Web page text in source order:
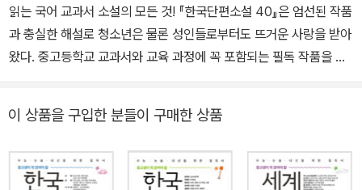
읽는 국어 교과서 소설의 모든 것! 『한국단편소설 40』은 엄선된 작품
과 충실한 해설로 청소년은 물론 성인들로부터도 뜨거운 사랑을 받아
왔다. 중고등학교 교과서와 교육 과정에 꼭 포함되는 필독 작품을 선
할 수 있도록 했다. 작품 선정에는 문학 교과서 수록 빈도, 문학사적
의의, 예술성을 기준으로 삼았다. 이번에 개정한 『한국단편소설 40』
에는 작품 줄거리를 한눈에 알아볼 수 있는 ‘인물 관계도’를 더해 내용
이 상품을 구입한 분들이 구매한 상품